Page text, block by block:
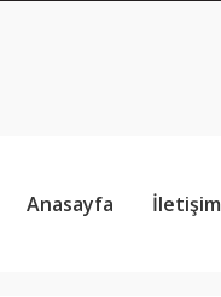
Anasayfa İletişim